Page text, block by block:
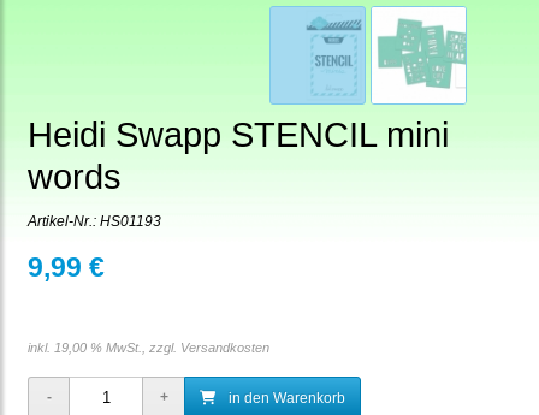
Heidi Swapp STENCIL mini
words
Artikel-Nr.: HS01193
9,99 €
inkl. 19,00 % MwSt., zzgl. Versandkosten
in den Warenkorb